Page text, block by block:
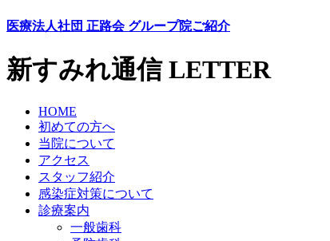
医療法人社団 正路会 グループ院ご紹介
新すみれ通信 LETTER
HOME
初めての方へ
当院について
アクセス
スタッフ紹介
感染症対策について
診療案内
一般歯科